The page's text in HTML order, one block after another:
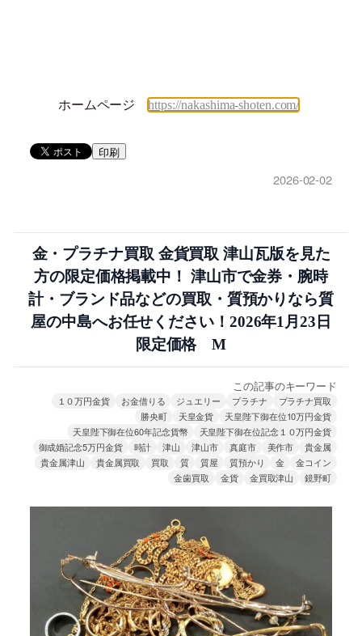
ホームページ https://nakashima-shoten.com/
印刷
2026-02-02
金・プラチナ買取 金貨買取 津山瓦版を見た
方の限定価格掲載中！ 津山市で金券・腕時
計・ブランド品などの買取・質預かりなら質
屋の中島へお任せください！2026年1月23日
限定価格 M
この記事のキーワード
１０万円金貨 お金借りる ジュエリー プラチナ
プラチナ買取
勝央町
天皇金貨
天皇陛下御在位10万円金貨
天皇陛下御在位60年記念貨幣
天皇陛下御在位記念１０万円金貨
御成婚記念5万円金貨
時計 津山 津山市 真庭市 美作市
貴金属
貴金属津山
貴金属買取 買取 質 質屋 質預かり 金
金コイン
金歯買取
金貨 金買取津山 鏡野町